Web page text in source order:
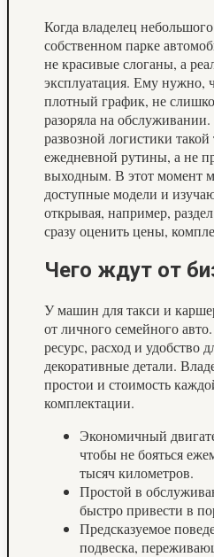
Когда владелец
собственном парке
не красивые слоганы, а
эксплуатация. Ему
плотный график, не
разоряла на
развозной логистики
ежедневной рутины, а не
выходным. В этот момент
доступные модели и
открывая, например, раздел
сразу оценить цены,
Чего ждут от
У машин для такси и
от личного семейного
ресурс, расход и удобство
декоративные детали.
простои и стоимость
комплектации.
Экономичный
чтобы не бояться
тысяч километров.
Простой в
быстро привести в
Предсказуемое
подвеска,